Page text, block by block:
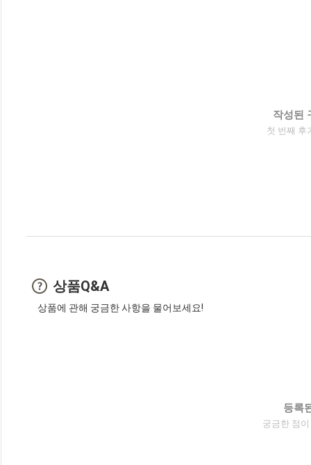
작성된
첫 번째 후
상품Q&A
상품에 관해 궁금한 사항을 물어보세요!
등록
궁금한 점